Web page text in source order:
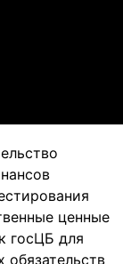
ценные
госЦБ для
обязательств